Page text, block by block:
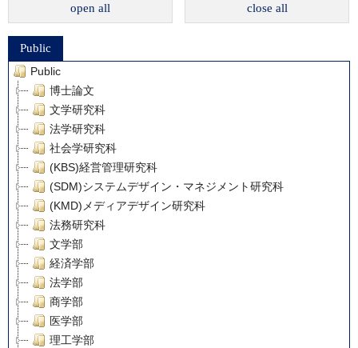
open all close all
Public
Public
博士論文
文学研究科
法学研究科
社会学研究科
(KBS)経営管理研究科
(SDM)システムデザイン・マネジメント研究科
(KMD)メディアデザイン研究科
法務研究科
文学部
経済学部
法学部
商学部
医学部
理工学部